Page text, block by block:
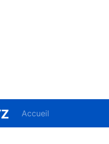
Accueil